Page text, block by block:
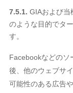
7.5.1. GIAおよび当
のような目的でタ
す。
Facebookなどのソ
後、他のウェブサ
可能性のある広告